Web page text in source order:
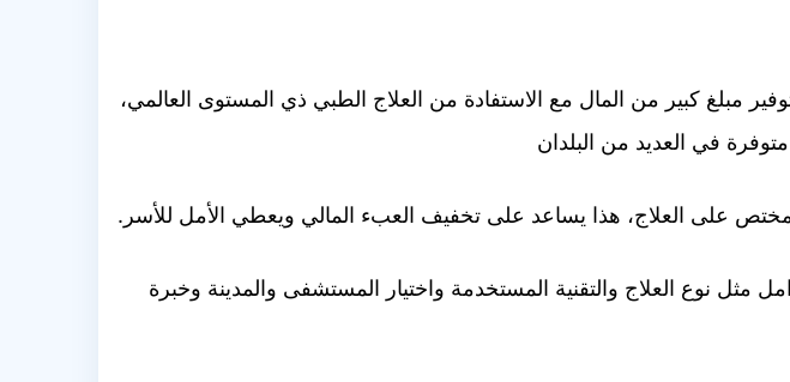
مبلغ كبير من المال مع الاستفادة من العلاج الطبي ذي المستوى العالمي،
في العديد من البلدان
على العلاج، هذا يساعد على تخفيف العبء المالي ويعطي الأمل للأسر.
مثل نوع العلاج والتقنية المستخدمة واختيار المستشفى والمدينة وخبرة